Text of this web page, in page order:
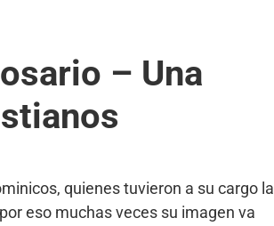
– Una
quienes tuvieron a su cargo la
eso muchas veces su imagen va